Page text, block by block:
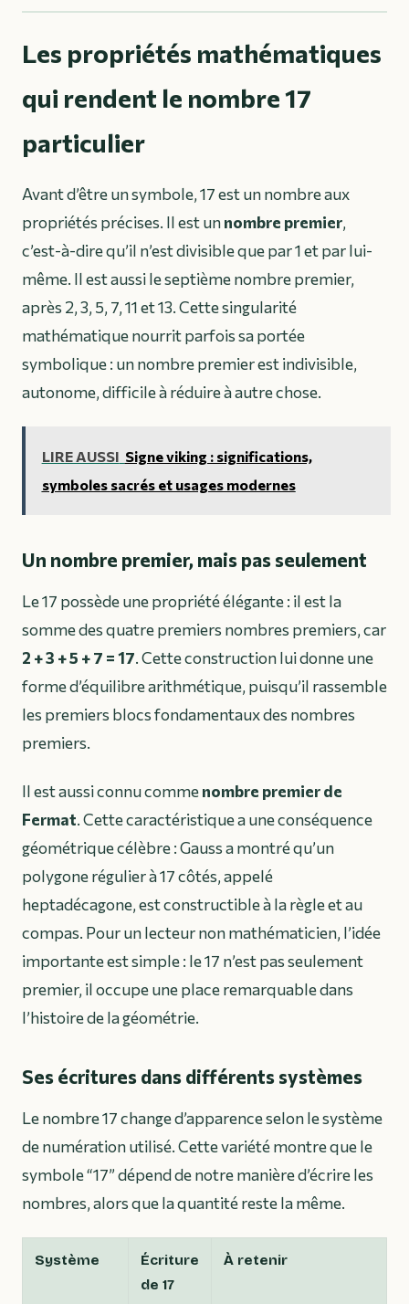
Les propriétés mathématiques
qui rendent le nombre 17
particulier
Avant d’être un symbole, 17 est un nombre aux
propriétés précises. Il est unnombre premier,
c’est-à-dire qu’il n’est divisible que par 1 et par lui-
même. Il est aussi le septième nombre premier,
après 2, 3, 5, 7, 11 et 13. Cette singularité
mathématique nourrit parfois sa portée
symbolique : un nombre premier est indivisible,
autonome, difficile à réduire à autre chose.
LIRE AUSSI Signe viking : significations,
symboles sacrés et usages modernes
Un nombre premier, mais pas seulement
Le 17 possède une propriété élégante : il est la
somme des quatre premiers nombres premiers, car
2 + 3 + 5 + 7 = 17. Cette construction lui donne une
forme d’équilibre arithmétique, puisqu’il rassemble
les premiers blocs fondamentaux des nombres
premiers.
Il est aussi connu commenombre premier de
Fermat. Cette caractéristique a une conséquence
géométrique célèbre : Gauss a montré qu’un
polygone régulier à 17 côtés, appelé
heptadécagone, est constructible à la règle et au
compas. Pour un lecteur non mathématicien, l’idée
importante est simple : le 17 n’est pas seulement
premier, il occupe une place remarquable dans
l’histoire de la géométrie.
Ses écritures dans différents systèmes
Le nombre 17 change d’apparence selon le système
de numération utilisé. Cette variété montre que le
symbole “17” dépend de notre manière d’écrire les
nombres, alors que la quantité reste la même.
Système
Écriture
de 17
À retenir